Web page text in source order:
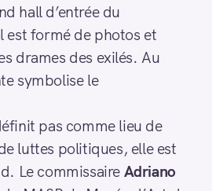
hall d’entrée du
est formé de photos et
drames des exilés. Au
symbolise le
pas comme lieu de
luttes politiques, elle est
Le commissaire Adriano